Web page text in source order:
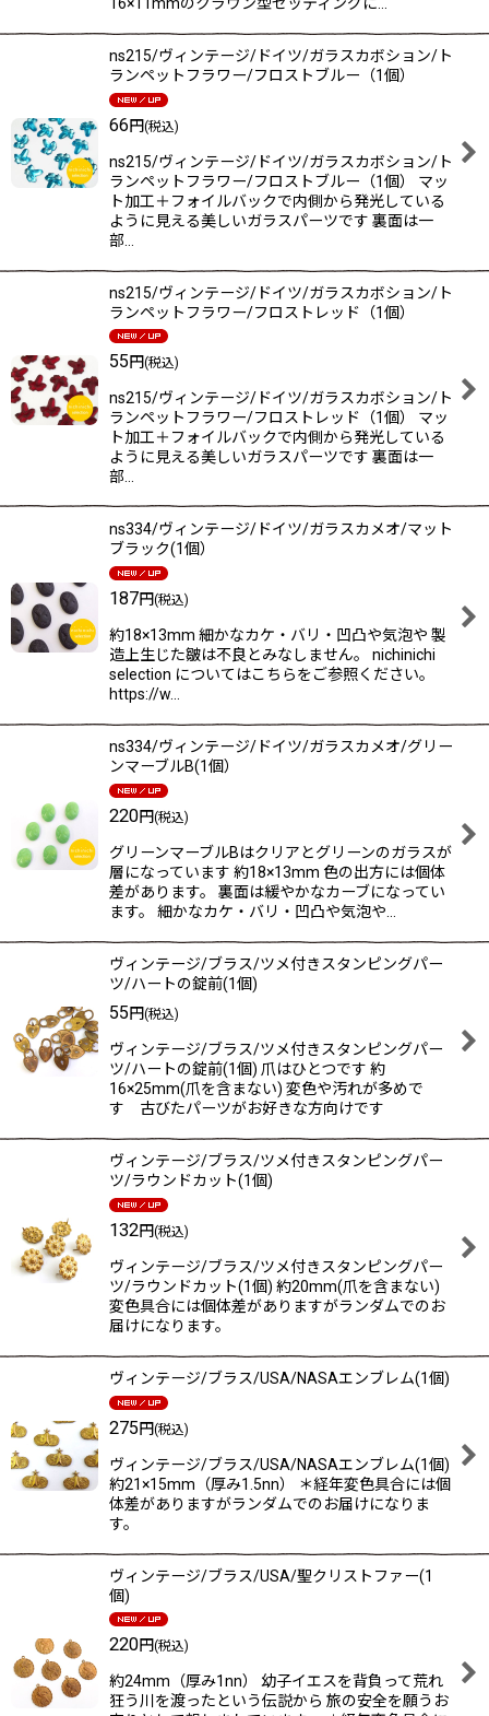
ns215/ヴィンテージ/ドイツ/ガラスカボション/ト
ランペットフラワー/フロストブルー（1個）
66円(税込)
ns215/ヴィンテージ/ドイツ/ガラスカボション/ト
ランペットフラワー/フロストブルー（1個） マッ
ト加工＋フォイルバックで内側から発光している
ように見える美しいガラスパーツです 裏面は一
部…
ns215/ヴィンテージ/ドイツ/ガラスカボション/ト
ランペットフラワー/フロストレッド（1個）
55円(税込)
ns215/ヴィンテージ/ドイツ/ガラスカボション/ト
ランペットフラワー/フロストレッド（1個） マッ
ト加工＋フォイルバックで内側から発光している
ように見える美しいガラスパーツです 裏面は一
部…
ns334/ヴィンテージ/ドイツ/ガラスカメオ/マット
ブラック(1個）
187円(税込)
約18×13mm 細かなカケ・バリ・凹凸や気泡や 製
造上生じた皺は不良とみなしません。 nichinichi
selection についてはこちらをご参照ください。
https://w…
ns334/ヴィンテージ/ドイツ/ガラスカメオ/グリー
ンマーブルB(1個）
220円(税込)
グリーンマーブルBはクリアとグリーンのガラスが
層になっています 約18×13mm 色の出方には個体
差があります。 裏面は緩やかなカーブになってい
ます。 細かなカケ・バリ・凹凸や気泡や…
ヴィンテージ/ブラス/ツメ付きスタンピングパー
ツ/ハートの錠前(1個)
55円(税込)
ヴィンテージ/ブラス/ツメ付きスタンピングパー
ツ/ハートの錠前(1個) 爪はひとつです 約
16×25mm(爪を含まない) 変色や汚れが多めで
す 古びたパーツがお好きな方向けです
ヴィンテージ/ブラス/ツメ付きスタンピングパー
ツ/ラウンドカット(1個)
132円(税込)
ヴィンテージ/ブラス/ツメ付きスタンピングパー
ツ/ラウンドカット(1個) 約20mm(爪を含まない)
変色具合には個体差がありますがランダムでのお
届けになります。
ヴィンテージ/ブラス/USA/NASAエンブレム(1個)
275円(税込)
ヴィンテージ/ブラス/USA/NASAエンブレム(1個)
約21×15mm（厚み1.5nn） ＊経年変色具合には個
体差がありますがランダムでのお届けになりま
す。
ヴィンテージ/ブラス/USA/聖クリストファー(1
個)
220円(税込)
約24mm（厚み1nn） 幼子イエスを背負って荒れ
狂う川を渡ったという伝説から 旅の安全を願うお